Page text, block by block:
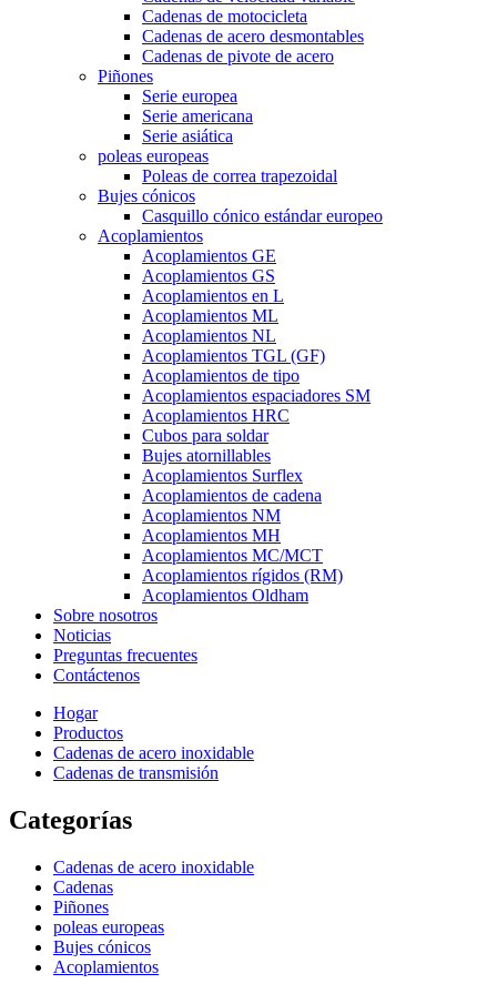
Cadenas de motocicleta
Cadenas de acero desmontables
Cadenas de pivote de acero
Piñones
Serie europea
Serie americana
Serie asiática
poleas europeas
Poleas de correa trapezoidal
Bujes cónicos
Casquillo cónico estándar europeo
Acoplamientos
Acoplamientos GE
Acoplamientos GS
Acoplamientos en L
Acoplamientos ML
Acoplamientos NL
Acoplamientos TGL (GF)
Acoplamientos de tipo
Acoplamientos espaciadores SM
Acoplamientos HRC
Cubos para soldar
Bujes atornillables
Acoplamientos Surflex
Acoplamientos de cadena
Acoplamientos NM
Acoplamientos MH
Acoplamientos MC/MCT
Acoplamientos rígidos (RM)
Acoplamientos Oldham
Sobre nosotros
Noticias
Preguntas frecuentes
Contáctenos
Hogar
Productos
Cadenas de acero inoxidable
Cadenas de transmisión
Categorías
Cadenas de acero inoxidable
Cadenas
Piñones
poleas europeas
Bujes cónicos
Acoplamientos